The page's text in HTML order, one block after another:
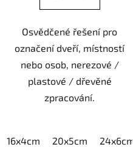
Osvědčené řešení pro
označení dveří, místností
nebo osob, nerezové /
plastové / dřevěné
zpracování.
16x4cm 20x5cm 24x6cm